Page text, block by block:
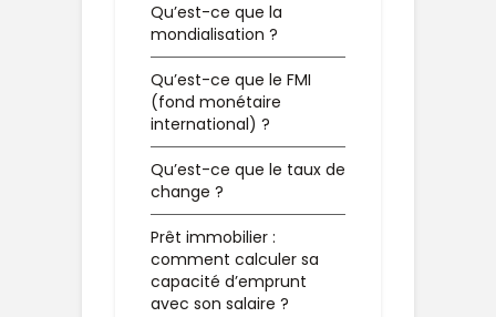
Qu’est-ce que la
mondialisation ?
Qu’est-ce que le FMI
(fond monétaire
international) ?
Qu’est-ce que le taux de
change ?
Prêt immobilier :
comment calculer sa
capacité d’emprunt
avec son salaire ?